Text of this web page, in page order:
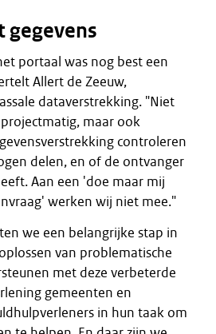
gegevens
portaal was nog best een
Allert de Zeeuw,
dataverstrekking. "Niet
maar ook
controleren
delen, en of de ontvanger
Aan een 'doe maar mij
werken wij niet mee."
we een belangrijke stap in
van problematische
met deze verbeterde
gemeenten en
in hun taak om